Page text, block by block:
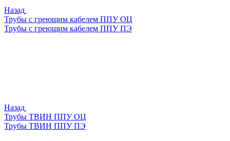
Назад
Трубы с греющим кабелем ППУ ОЦ
Трубы с греющим кабелем ППУ ПЭ
Назад
Трубы ТВИН ППУ ОЦ
Трубы ТВИН ППУ ПЭ